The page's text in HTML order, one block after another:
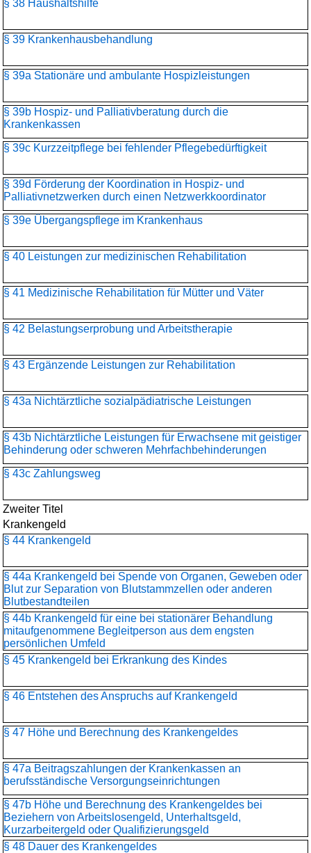
§ 38 Haushaltshilfe
§ 39 Krankenhausbehandlung
§ 39a Stationäre und ambulante Hospizleistungen
§ 39b Hospiz- und Palliativberatung durch die
Krankenkassen
§ 39c Kurzzeitpflege bei fehlender Pflegebedürftigkeit
§ 39d Förderung der Koordination in Hospiz- und
Palliativnetzwerken durch einen Netzwerkkoordinator
§ 39e Übergangspflege im Krankenhaus
§ 40 Leistungen zur medizinischen Rehabilitation
§ 41 Medizinische Rehabilitation für Mütter und Väter
§ 42 Belastungserprobung und Arbeitstherapie
§ 43 Ergänzende Leistungen zur Rehabilitation
§ 43a Nichtärztliche sozialpädiatrische Leistungen
§ 43b Nichtärztliche Leistungen für Erwachsene mit geistiger
Behinderung oder schweren Mehrfachbehinderungen
§ 43c Zahlungsweg
Zweiter Titel
Krankengeld
§ 44 Krankengeld
§ 44a Krankengeld bei Spende von Organen, Geweben oder
Blut zur Separation von Blutstammzellen oder anderen
Blutbestandteilen
§ 44b Krankengeld für eine bei stationärer Behandlung
mitaufgenommene Begleitperson aus dem engsten
persönlichen Umfeld
§ 45 Krankengeld bei Erkrankung des Kindes
§ 46 Entstehen des Anspruchs auf Krankengeld
§ 47 Höhe und Berechnung des Krankengeldes
§ 47a Beitragszahlungen der Krankenkassen an
berufsständische Versorgungseinrichtungen
§ 47b Höhe und Berechnung des Krankengeldes bei
Beziehern von Arbeitslosengeld, Unterhaltsgeld,
Kurzarbeitergeld oder Qualifizierungsgeld
§ 48 Dauer des Krankengeldes